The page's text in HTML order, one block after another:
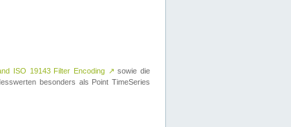
ISO 19143 Filter Encoding ↗ sowie die
besonders als Point TimeSeries